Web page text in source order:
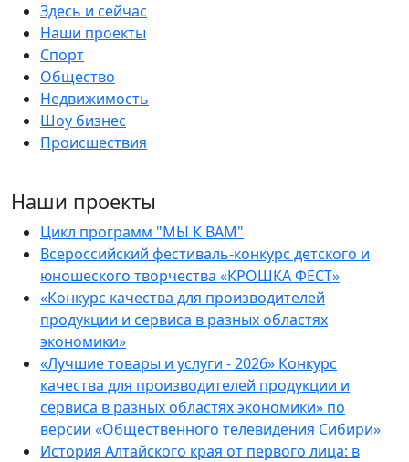
Здесь и сейчас
Наши проекты
Спорт
Общество
Недвижимость
Шоу бизнес
Происшествия
Наши проекты
Цикл программ "МЫ К ВАМ"
Всероссийский фестиваль-конкурс детского и
юношеского творчества «КРОШКА ФЕСТ»
«Конкурс качества для производителей
продукции и сервиса в разных областях
экономики»
«Лучшие товары и услуги - 2026» Конкурс
качества для производителей продукции и
сервиса в разных областях экономики» по
версии «Общественного телевидения Сибири»
История Алтайского края от первого лица: в